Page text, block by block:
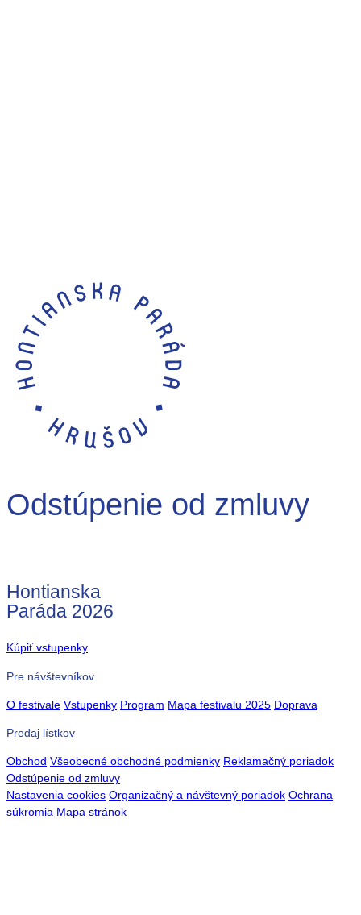
Odstúpenie od zmluvy
Hontianska
Paráda 2026
Kúpiť vstupenky
Pre návštevníkov
O festivale Vstupenky Program Mapa festivalu 2025 Doprava
Predaj lístkov
Obchod Všeobecné obchodné podmienky Reklamačný poriadok
Odstúpenie od zmluvy
Nastavenia cookies Organizačný a návštevný poriadok Ochrana
súkromia Mapa stránok